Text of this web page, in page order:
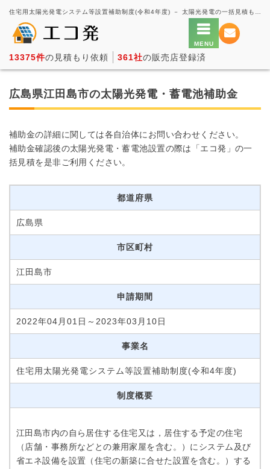
13375件の見積もり依頼 361社の販売店登録済
広島県江田島市の太陽光発電・蓄電池補助金
補助金の詳細に関しては各自治体にお問い合わせください。
補助金確認後の太陽光発電・蓄電池設置の際は「エコ発」の一
括見積を是非ご利用ください。
都道府県
広島県
市区町村
江田島市
申請期間
2022年04月01日～2023年03月10日
事業名
住宅用太陽光発電システム等設置補助制度(令和4年度)
制度概要
江田島市内の自ら居住する住宅又は，居住する予定の住宅
（店舗・事務所などとの兼用家屋を含む。）にシステム及び
省エネ設備を設置（住宅の新築に合せた設置を含む。）する